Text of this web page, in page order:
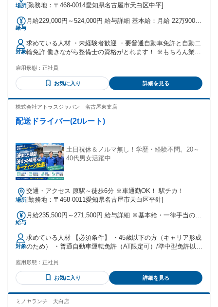
場所[勤務地：〒468-0014愛知県名古屋市天白区中平]
給与
月給229,000円～524,000円 給与詳細 基本給：月給 22万9000
で支払われる通勤・皆勤・家族手当金額：なし 全員に一律で
支払われるその他手当金額：あり 運転手当一律最大2万4000
円 ※運転免許による
対象
求めている人材 ・未経験者歓迎 ・要普通自動車免許と自動二
輪免許 働きながら整備士の資格がとれます！ ※もちろん業界
験がなくてもお気軽にご応募ください！ 専門的な知識は徐々
に覚えてもらえればOK！ たくさんのお客様が来店するバイク
ショップで 先ずは「いらっしゃいませ！」からスタート！ 他
どうしようか迷っている方、弊社はお人柄重視で採用してま
選ぶより、新しい道にチャレンジしませんか？先ずは面接を
雇用形態： 正社員
お気に入り 詳細を見る
株式会社アトラスジャパン 名古屋東支店
配送ドライバー(2tルート)
土日祝休＆ノルマ無し！学歴・経験不問。20～
40代男女活躍中
場所
交通・アクセス 原駅～徒歩6分 ※車通勤OK！ 駅チカ！
[勤務地：〒468-0011愛知県名古屋市天白区平針]
給与
月給235,500円～271,500円 給与詳細 ※基本給・一律手当の総
し 【一律手当】 全員に一律で支払われる通勤・皆勤・家族手
当金額：なし 全員に一律で支払われるその他手当金額：あり
1ヶ月あたり7万3000円 ※給与金額は経験・スキル等を考慮し
決定します 【昇給】 年1回（原則4月） 【賞与】 年2回（6・
代は距離に応じる ・無事故手当／月1万5000円 ・家族手当／
配偶者：1万円、子どもほか扶養家族：1人につき5000円／最
大3名まで ・管理手当/月1万円 ・歩合給／年に1回の物販キャ
ンペーンで報奨金・インセンティブ支給 ※ノルマなし！ ※給
対象
求めている人材 【必須条件】 ・45歳以下の方（キャリア形成
のため） ・普通自動車運転免許（AT限定可）/準中型免許以上
験不問。業界・職種未経験者歓迎 ・既卒者・第二新卒OK 既
卒者・第二新卒さんの再スタートも応援！ 元気なあいさつが
できれば始められます。 20代・30代・40代の男性スタッフ活
の女性も入社になりました♪ ※正社員、契約社員、単発の派
雇用形態： 正社員
お気に入り 詳細を見る
ミノヤランチ 天白店